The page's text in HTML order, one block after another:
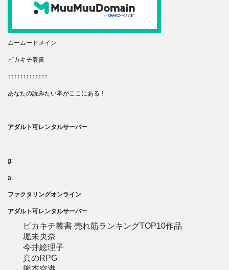
ムームードメイン
ピカキチ叢書
↑↑↑↑↑↑↑↑↑↑↑↑↑
あなたの読みたい本がここにある！
アダルト可レンタルサーバー
g:
a:
ファクタリングオンライン
アダルト可レンタルサーバー
ピカキチ叢書 売れ筋ランキングTOP10作品
堀未央奈
今井絵理子
真のRPG